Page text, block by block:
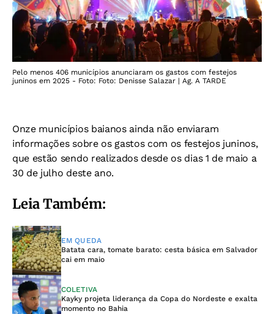
Pelo menos 406 municípios anunciaram os gastos com festejos
juninos em 2025 - Foto: Foto: Denisse Salazar | Ag. A TARDE
Onze municípios baianos ainda não enviaram
informações sobre os gastos com os festejos juninos,
que estão sendo realizados desde os dias 1 de maio a
30 de julho deste ano.
Leia Também:
EM QUEDA
Batata cara, tomate barato: cesta básica em Salvador
cai em maio
COLETIVA
Kayky projeta liderança da Copa do Nordeste e exalta
momento no Bahia